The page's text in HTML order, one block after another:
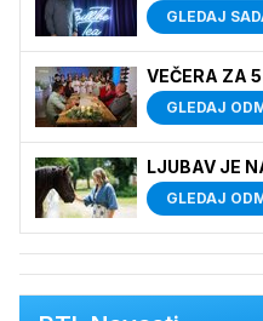
GLEDAJ
VEČERA ZA 5
GLEDAJ
LJUBAV JE
GLEDAJ